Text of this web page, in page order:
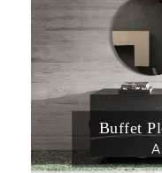
Buffet